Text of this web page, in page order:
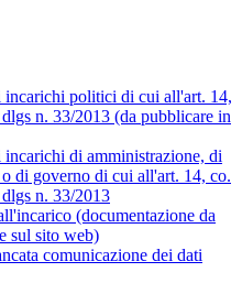
incarichi politici di cui all'art. 14,
n. 33/2013 (da pubblicare in
di amministrazione, di
di governo di cui all'art. 14, co.
n. 33/2013
(documentazione da
sul sito web)
comunicazione dei dati